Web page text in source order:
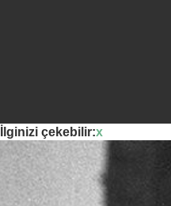
İlginizi çekebilir:x